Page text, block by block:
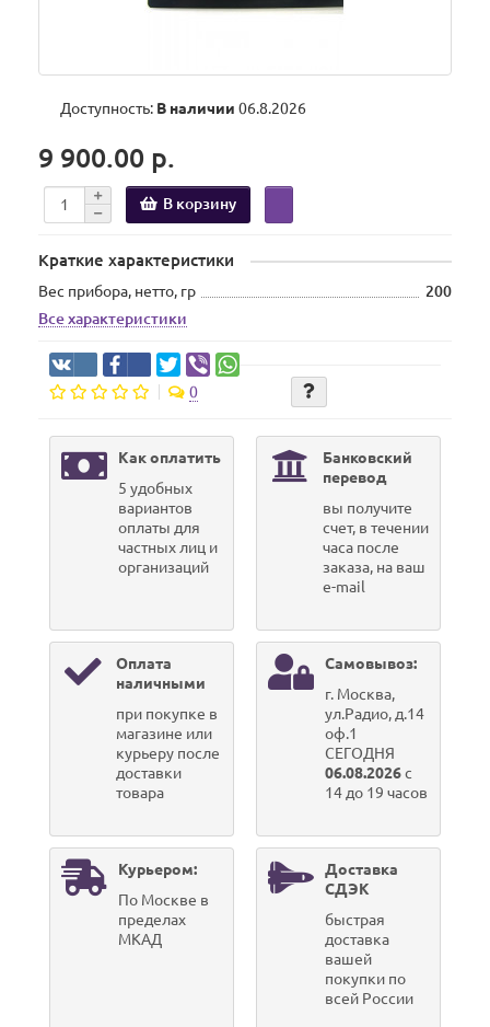
Доступность: В наличии 06.8.2026
9 900.00 р.
В корзину
Краткие характеристики
Вес прибора, нетто, гр
200
Все характеристики
0
Как оплатить
5 удобных
вариантов
оплаты для
частных лиц и
организаций
Банковский
перевод
вы получите
счет, в течении
часа после
заказа, на ваш
e-mail
Оплата
наличными
при покупке в
магазине или
курьеру после
доставки
товара
Самовывоз:
г. Москва,
ул.Радио, д.14
оф.1
СЕГОДНЯ
06.08.2026с
14 до 19 часов
Курьером:
По Москве в
пределах
МКАД
Доставка
СДЭК
быстрая
доставка
вашей
покупки по
всей России